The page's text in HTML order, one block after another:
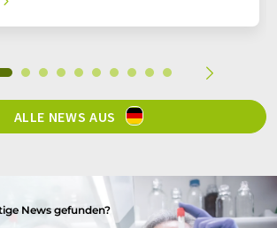
ALLE NEWS AUS
News gefunden?